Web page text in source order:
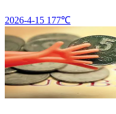
2026-4-15 177℃